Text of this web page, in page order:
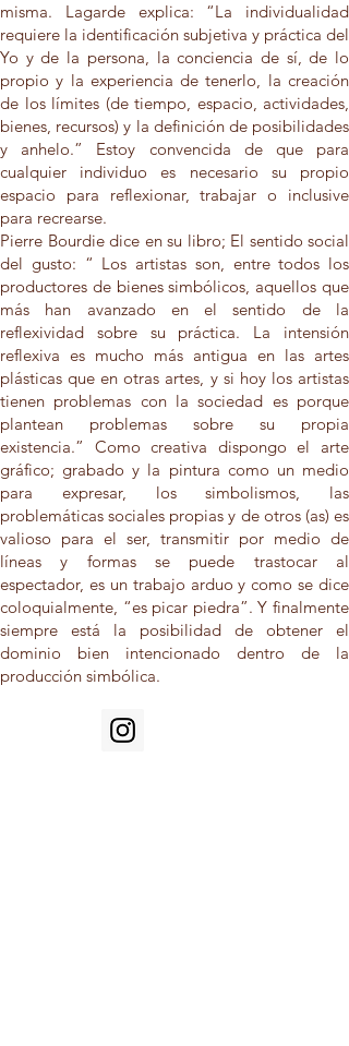
misma. Lagarde explica: “La individualidad
requiere la identificación subjetiva y práctica del
Yo y de la persona, la conciencia de sí, de lo
propio y la experiencia de tenerlo, la creación
de los límites (de tiempo, espacio, actividades,
bienes, recursos) y la definición de posibilidades
y anhelo.” Estoy convencida de que para
cualquier individuo es necesario su propio
espacio para reflexionar, trabajar o inclusive
para recrearse.
Pierre Bourdie dice en su libro; El sentido social
del gusto: “ Los artistas son, entre todos los
productores de bienes simbólicos, aquellos que
más han avanzado en el sentido de la
reflexividad sobre su práctica. La intensión
reflexiva es mucho más antigua en las artes
plásticas que en otras artes, y si hoy los artistas
tienen problemas con la sociedad es porque
plantean problemas sobre su propia
existencia.” Como creativa dispongo el arte
gráfico; grabado y la pintura como un medio
para expresar, los simbolismos, las
problemáticas sociales propias y de otros (as) es
valioso para el ser, transmitir por medio de
líneas y formas se puede trastocar al
espectador, es un trabajo arduo y como se dice
coloquialmente, “es picar piedra”. Y finalmente
siempre está la posibilidad de obtener el
dominio bien intencionado dentro de la
producción simbólica.